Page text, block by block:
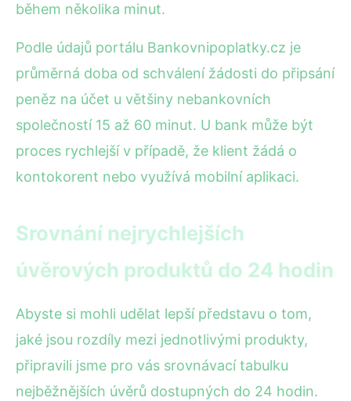
během několika minut.
Podle údajů portálu Bankovnipoplatky.cz je
průměrná doba od schválení žádosti do připsání
peněz na účet u většiny nebankovních
společností 15 až 60 minut. U bank může být
proces rychlejší v případě, že klient žádá o
kontokorent nebo využívá mobilní aplikaci.
Srovnání nejrychlejších
úvěrových produktů do 24 hodin
Abyste si mohli udělat lepší představu o tom,
jaké jsou rozdíly mezi jednotlivými produkty,
připravili jsme pro vás srovnávací tabulku
nejběžnějších úvěrů dostupných do 24 hodin.